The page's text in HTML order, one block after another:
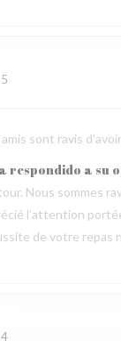
sont ravis
respondido a su
Nous sommes
l’attention
de votre repas